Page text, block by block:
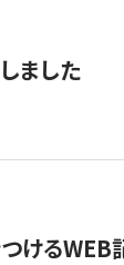
ました
るWEB